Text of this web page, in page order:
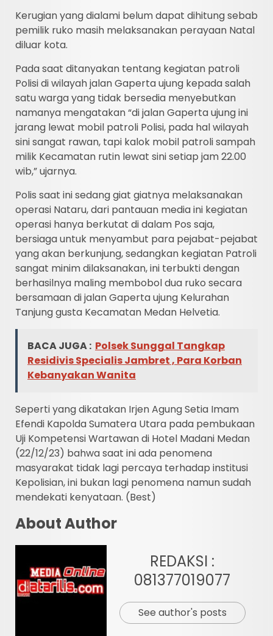
Kerugian yang dialami belum dapat dihitung sebab
pemilik ruko masih melaksanakan perayaan Natal
diluar kota.
Pada saat ditanyakan tentang kegiatan patroli
Polisi di wilayah jalan Gaperta ujung kepada salah
satu warga yang tidak bersedia menyebutkan
namanya mengatakan “di jalan Gaperta ujung ini
jarang lewat mobil patroli Polisi, pada hal wilayah
sini sangat rawan, tapi kalok mobil patroli sampah
milik Kecamatan rutin lewat sini setiap jam 22.00
wib,” ujarnya.
Polis saat ini sedang giat giatnya melaksanakan
operasi Nataru, dari pantauan media ini kegiatan
operasi hanya berkutat di dalam Pos saja,
bersiaga untuk menyambut para pejabat-pejabat
yang akan berkunjung, sedangkan kegiatan Patroli
sangat minim dilaksanakan, ini terbukti dengan
berhasilnya maling membobol dua ruko secara
bersamaan di jalan Gaperta ujung Kelurahan
Tanjung gusta Kecamatan Medan Helvetia.
BACA JUGA : Polsek Sunggal Tangkap
Residivis Specialis Jambret , Para Korban
Kebanyakan Wanita
Seperti yang dikatakan Irjen Agung Setia Imam
Efendi Kapolda Sumatera Utara pada pembukaan
Uji Kompetensi Wartawan di Hotel Madani Medan
(22/12/23) bahwa saat ini ada penomena
masyarakat tidak lagi percaya terhadap institusi
Kepolisian, ini bukan lagi penomena namun sudah
mendekati kenyataan. (Best)
About Author
REDAKSI :
081377019077
See author's posts